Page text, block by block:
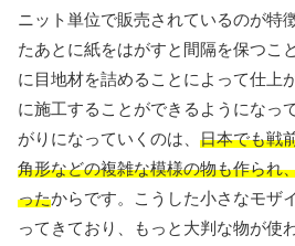
ニット単位で販売されているのが特
たあとに紙をはがすと間隔を保つこ
に目地材を詰めることによって仕上
に施工することができるようになっ
がりになっていくのは、 日本でも戦
角形などの複雑な模様の物も作られ
ったからです。こうした小さなモザ
ってきており、もっと大判な物が使